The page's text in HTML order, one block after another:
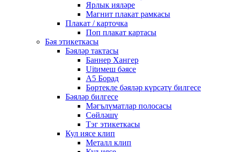
Ярлык ияләре
Магнит плакат рамкасы
Плакат / карточка
Поп плакат картасы
Бәя этикеткасы
Бәяләр тактасы
Баннер Хангер
Uitимеш бәясе
A5 Борад
Бөртекле бәяләр күрсәтү билгесе
Бәяләр билгесе
Мәгълүматлар полосасы
Сөйләшү
Тэг этикеткасы
Кул иясе клип
Металл клип